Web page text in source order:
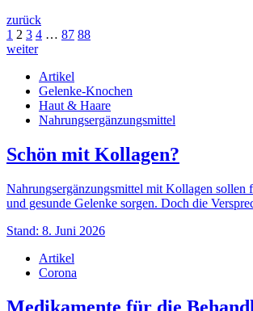
zurück
1 2 3 4 … 87 88
weiter
Artikel
Gelenke-Knochen
Haut & Haare
Nahrungsergänzungsmittel
Schön mit Kollagen?
Nahrungsergänzungsmittel mit Kollagen sollen
und gesunde Gelenke sorgen. Doch die
Stand: 8. Juni 2026
Artikel
Corona
Medikamente für die